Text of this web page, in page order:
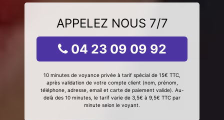
APPELEZ NOUS 7/7
04 23 09 09 92
10 minutes de voyance privée à tarif spécial de 15€ TTC,
après validation de votre compte client (nom, prénom,
téléphone, adresse, email et carte de paiement valide). Au-
delà des 10 minutes, le tarif varie de 3,5€ à 9,5€ TTC par
minute selon le voyant.